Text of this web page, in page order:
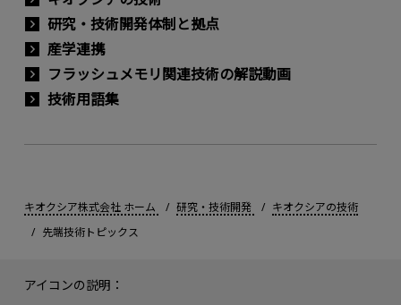
研究・技術開発体制と拠点
産学連携
フラッシュメモリ関連技術の解説動画
技術用語集
キオクシア株式会社 ホーム 研究・技術開発
キオクシアの技術
先端技術トピックス
アイコンの説明：